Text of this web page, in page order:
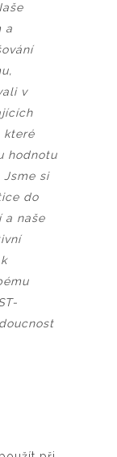
a
v
které
hodnotu
Jsme si
do
a naše